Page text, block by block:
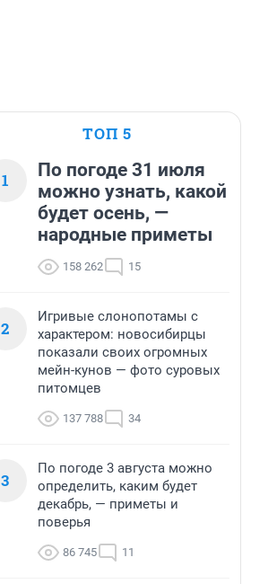
ТОП 5
1
По погоде 31 июля
можно узнать, какой
будет осень, —
народные приметы
158 262 15
2
Игривые слонопотамы с
характером: новосибирцы
показали своих огромных
мейн-кунов — фото суровых
питомцев
137 788 34
3
По погоде 3 августа можно
определить, каким будет
декабрь, — приметы и
поверья
86 745 11